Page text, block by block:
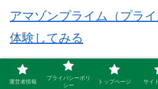
アマゾンプライム（プラ
体験してみる
運営者情報
プライバシーポリ
シー
トップページ サイ